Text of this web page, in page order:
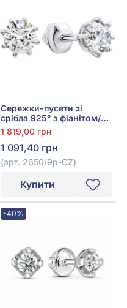
Сережки-пусети зі
срібла 925° з фіанітом/
куб.цирконієм, арт.
2650/9р-CZ
1 819,00 грн
1 091,40 грн
(арт. 2650/9р-CZ)
Купити
-40%